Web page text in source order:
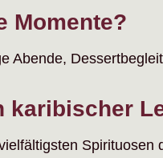
Momente?
Abende,
karibischer